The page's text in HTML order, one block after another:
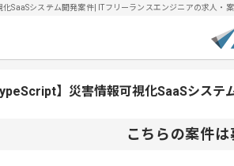
化SaaSシステム開発案件| ITフリーランスエンジニアの求人
】災害情報可視化SaaSシステ
こちらの案件